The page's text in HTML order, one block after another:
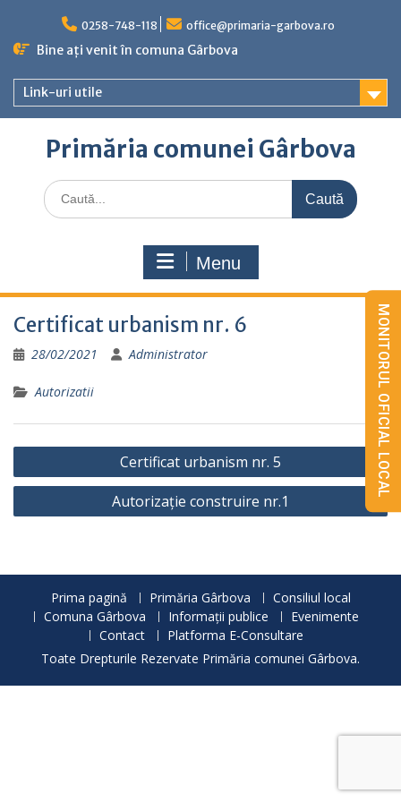
content
0258-748-118 office@primaria-garbova.ro
Bine ați venit în comuna Gârbova
Link-uri utile
Primăria comunei Gârbova
Caută
for:
Menu
Certificat urbanism nr. 6
28/02/2021 Administrator
Autorizatii
Navigare
în
Certificat urbanism nr. 5
Autorizație construire nr.1
Prima pagină Primăria Gârbova
Consiliul local
Comuna Gârbova
Informații publice
Evenimente
Contact
Platforma E-Consultare
Toate Drepturile Rezervate Primăria comunei Gârbova.
MONITORUL OFICIAL LOCAL